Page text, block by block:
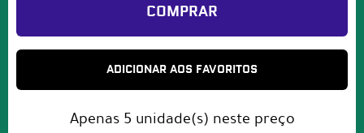
COMPRAR
ADICIONAR AOS FAVORITOS
Apenas 5 unidade(s) neste preço